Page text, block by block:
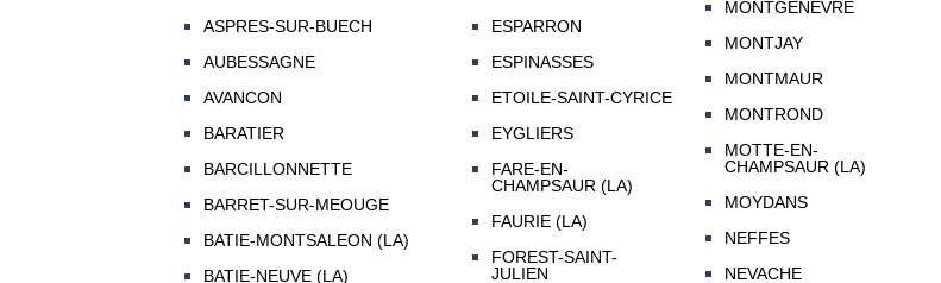
ASPRES-SUR-BUECH
AUBESSAGNE
AVANCON
BARATIER
BARCILLONNETTE
BARRET-SUR-MEOUGE
BATIE-MONTSALEON (LA)
BATIE-NEUVE (LA)
ESPARRON
ESPINASSES
ETOILE-SAINT-CYRICE
EYGLIERS
FARE-EN-
CHAMPSAUR (LA)
FAURIE (LA)
FOREST-SAINT-
JULIEN
MONTGENEVRE
MONTJAY
MONTMAUR
MONTROND
MOTTE-EN-
CHAMPSAUR (LA)
MOYDANS
NEFFES
NEVACHE